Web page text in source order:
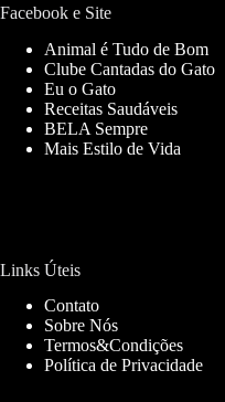
Facebook e Site
Animal é Tudo de Bom
Clube Cantadas do Gato
Eu o Gato
Receitas Saudáveis
BELA Sempre
Mais Estilo de Vida
Links Úteis
Contato
Sobre Nós
Termos&Condições
Política de Privacidade